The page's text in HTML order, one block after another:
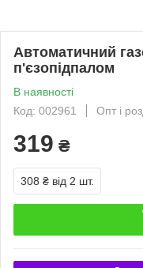
Автоматичний
п'єзопідпалом
В наявності
Код: 002961
Опт і
319 ₴
308 ₴ від 2 шт.